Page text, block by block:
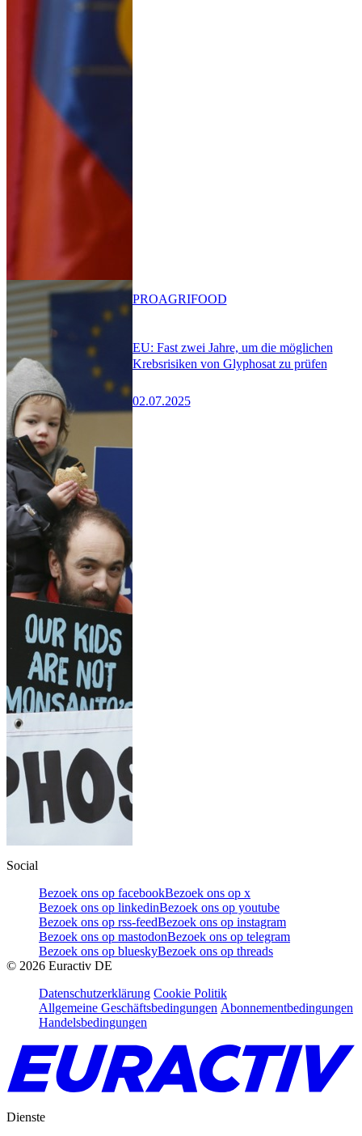
EU: Fast zwei Jahre, um die möglichen
Krebsrisiken von Glyphosat zu prüfen
02.07.2025
PROAGRIFOOD
Social
Bezoek ons op facebookBezoek ons op x
Bezoek ons op linkedinBezoek ons op youtube
Bezoek ons op rss-feedBezoek ons op instagram
Bezoek ons op mastodonBezoek ons op telegram
Bezoek ons op blueskyBezoek ons op threads
© 2026 Euractiv DE
Datenschutzerklärung Cookie Politik
Allgemeine Geschäftsbedingungen Abonnementbedingungen
Handelsbedingungen
Dienste